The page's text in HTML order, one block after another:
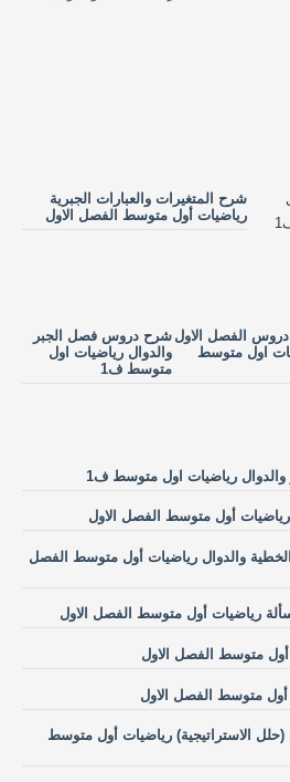
شرح المتغيرات والعبارات الجبرية
رياضيات أول متوسط الفصل الاول
الفصل الاول
اول متوسط
شرح دروس فصل الجبر
والدوال رياضيات اول
متوسط ف1
رياضيات اول متوسط ف1
رياضيات أول متوسط الفصل الاول
الخطية والدوال رياضيات أول متوسط الفصل
رياضيات أول متوسط الفصل الاول
متوسط الفصل الاول
متوسط الفصل الاول
الاستراتيجية) رياضيات أول متوسط